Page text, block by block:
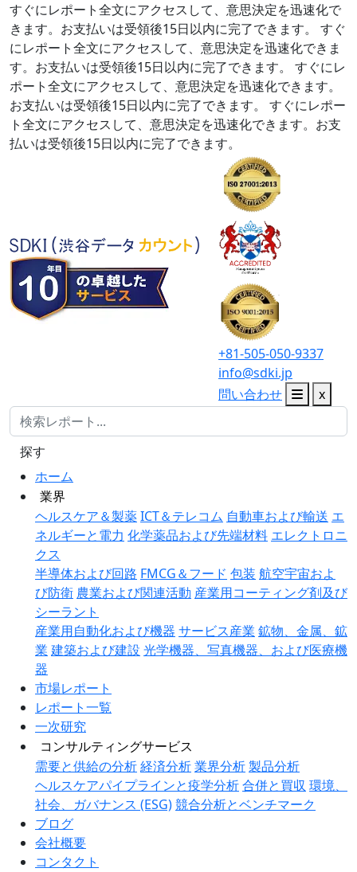
すぐにレポート全文にアクセスして、意思決定を迅速化で
きます。お支払いは受領後15日以内に完了できます。
すぐ
にレポート全文にアクセスして、意思決定を迅速化できま
す。お支払いは受領後15日以内に完了できます。
すぐにレ
ポート全文にアクセスして、意思決定を迅速化できます。
お支払いは受領後15日以内に完了できます。
すぐにレポー
ト全文にアクセスして、意思決定を迅速化できます。お支
払いは受領後15日以内に完了できます。
+81-505-050-9337
info@sdki.jp
問い合わせ
x
ホーム
業界
ヘルスケア＆製薬ICT＆テレコム 自動車および輸送 エ
ネルギーと電力 化学薬品および先端材料 エレクトロニ
クス
半導体および回路 FMCG＆フード 包装 航空宇宙およ
び防衛 農業および関連活動 産業用コーティング剤及び
シーラント
産業用自動化および機器 サービス産業 鉱物、金属、鉱
業 建築および建設 光学機器、写真機器、および医療機
器
市場レポート
レポート一覧
一次研究
コンサルティングサービス
需要と供給の分析経済分析業界分析製品分析
ヘルスケアパイプラインと疫学分析合併と買収 環境、
社会、ガバナンス (ESG)競合分析とベンチマーク
ブログ
会社概要
コンタクト
探す